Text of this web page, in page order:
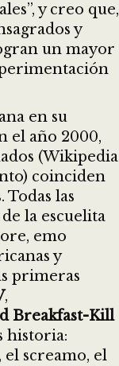
y creo que,
y
un mayor
en su
el año 2000,
(Wikipedia
coinciden
Todas las
la escuelita
emo
y
primeras
,
Breakfast-Kill
historia:
screamo, el